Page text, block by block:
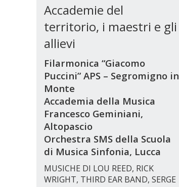
Accademie del
territorio, i maestri e gli
allievi
Filarmonica “Giacomo
Puccini” APS – Segromigno in
Monte
Accademia della Musica
Francesco Geminiani,
Altopascio
Orchestra SMS della Scuola
di Musica Sinfonia, Lucca
MUSICHE DI LOU REED, RICK
WRIGHT, THIRD EAR BAND, SERGE